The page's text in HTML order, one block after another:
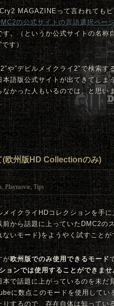
MAGAZINEって言われても
2の公式サイトの言語選択ペー
す。（というか公式サイトの名称
です）
2″や”デビルメイクライ2″で検索す
本語版公式サイトが出てきてしま
なかった人もいるのでは、と思い
(欧州版HD Collectionのみ)
,Playmovie,Tips
メイクライHDコレクションを手
前から話題に上っていたDMC2の
ないモード)をようやく試すことが
が欧州版でのみ使用できるモード
ョンでは使用することができませ
本で話題に上がっているのを未だ
に数点このモードを使用してい
りするので、存在自体は知ってい